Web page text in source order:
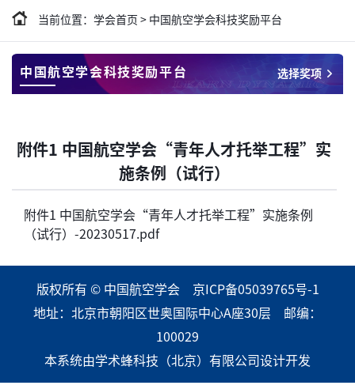
当前位置： 学会首页 > 中国航空学会科技奖励平台
中国航空学会科技奖励平台 选择奖项
附件1 中国航空学会“青年人才托举工程”实
施条例（试行）
附件1 中国航空学会“青年人才托举工程”实施条例
（试行）-20230517.pdf
版权所有 © 中国航空学会 京ICP备05039765号-1
地址：北京市朝阳区世奥国际中心A座30层 邮编：
100029
本系统由学术蜂科技（北京）有限公司设计开发